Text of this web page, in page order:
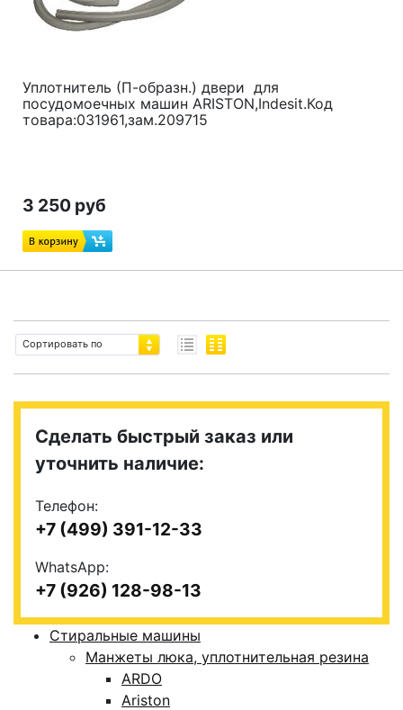
Уплотнитель (П-образн.) двери для
посудомоечных машин ARISTON,Indesit.Код
товара:031961,зам.209715
3 250 руб
Сортировать по
Сделать быстрый заказ или
уточнить наличие:
Телефон:
+7 (499) 391-12-33
WhatsApp:
+7 (926) 128-98-13
Стиральные машины
Манжеты люка, уплотнительная резина
ARDO
Ariston